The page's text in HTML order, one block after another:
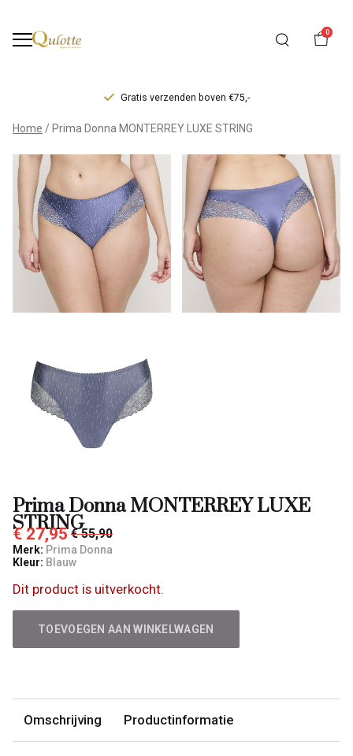
0
Gratis verzenden boven €75,-
Prima
Donna
MONTERREY
LUXE
STRING
Home Prima Donna MONTERREY LUXE STRING
Prima Donna MONTERREY LUXE
STRING
€ 27,95 € 55,90
Merk: Prima Donna
Kleur: Blauw
Dit product is uitverkocht.
TOEVOEGEN AAN WINKELWAGEN
Omschrijving Productinformatie